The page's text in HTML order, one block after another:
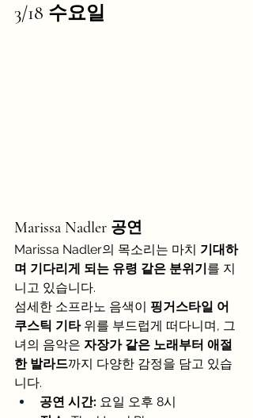
3/18 수요일
Marissa Nadler 공연
Marissa Nadler의 목소리는 마치 기대하
며 기다리게 되는 유령 같은 분위기 를 지
니고 있습니다.
섬세한 소프라노 음색이 핑거스타일 어
쿠스틱 기타 위를 부드럽게 떠다니며, 그
녀의 음악은 자장가 같은 노래부터 애절
한 발라드까지 다양한 감정을 담고 있습
니다.
공연 시간: 요일 오후 8시